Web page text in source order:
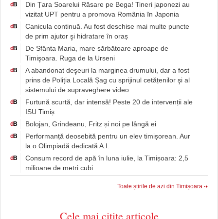
d B
Din Țara Soarelui Răsare pe Bega! Tineri japonezi au
vizitat UPT pentru a promova România în Japonia
d B
Canicula continuă. Au fost deschise mai multe puncte
de prim ajutor şi hidratare în oraș
d B
De Sfânta Maria, mare sărbătoare aproape de
Timişoara. Ruga de la Urseni
d B
A abandonat deşeuri la marginea drumului, dar a fost
prins de Poliția Locală Șag cu sprijinul cetățenilor şi al
sistemului de supraveghere video
d B
Furtună scurtă, dar intensă! Peste 20 de intervenții ale
ISU Timiș
d B Bolojan, Grindeanu, Fritz și noi pe lângă ei
d B
Performanță deosebită pentru un elev timișorean. Aur
la o Olimpiadă dedicată A.I.
d B
Consum record de apă în luna iulie, la Timișoara: 2,5
milioane de metri cubi
Toate știrile de azi din Timișoara
Cele mai citite articole